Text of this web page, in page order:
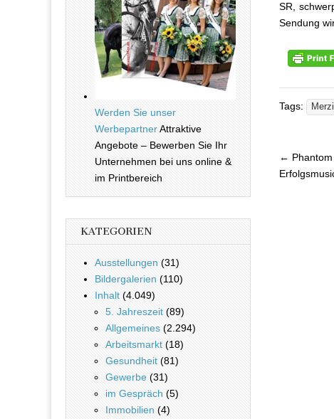
SR,
Sendung
Tags:
← Phantom
Werden Sie unser
WerbepartnerAttraktive
Angebote – Bewerben Sie Ihr
Unternehmen bei uns online &
im Printbereich
KATEGORIEN
Ausstellungen (31)
Bildergalerien (110)
Inhalt (4.049)
5. Jahreszeit (89)
Allgemeines (2.294)
Arbeitsmarkt (18)
Gesundheit (81)
Gewerbe (31)
im Gespräch (5)
Immobilien (4)